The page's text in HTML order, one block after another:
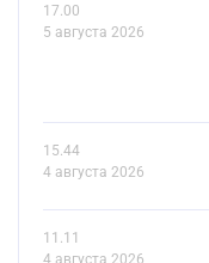
17.00
5 августа 2026
15.44
4 августа 2026
11.11
4 августа 2026